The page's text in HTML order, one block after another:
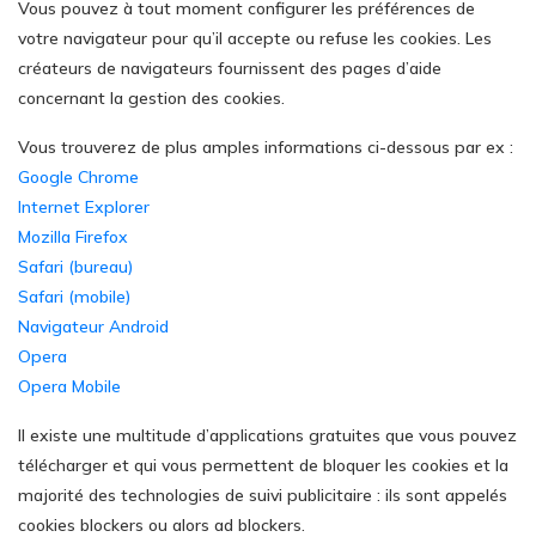
Vous pouvez à tout moment configurer les préférences de
votre navigateur pour qu’il accepte ou refuse les cookies. Les
créateurs de navigateurs fournissent des pages d’aide
concernant la gestion des cookies.
Vous trouverez de plus amples informations ci-dessous par ex :
Google Chrome
Internet Explorer
Mozilla Firefox
Safari (bureau)
Safari (mobile)
Navigateur Android
Opera
Opera Mobile
Il existe une multitude d’applications gratuites que vous pouvez
télécharger et qui vous permettent de bloquer les cookies et la
majorité des technologies de suivi publicitaire : ils sont appelés
cookies blockers ou alors ad blockers.